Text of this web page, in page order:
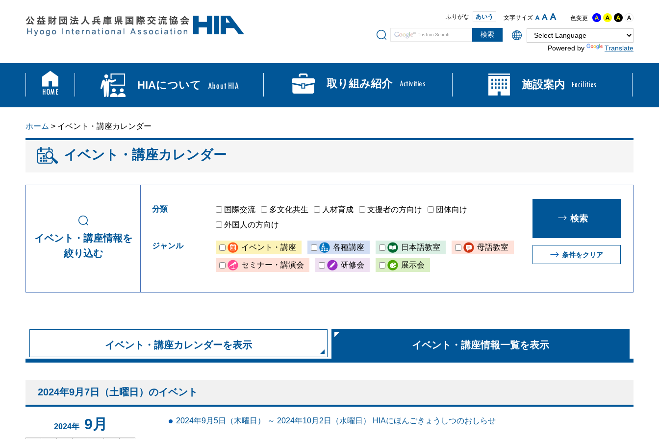
ふりがな あいう 文字サイズ 色変更
サイト内検索
Powered by
Translate
HIAについて 取り組み紹介 施設案内
ホーム > イベント・講座カレンダー
イベント・講座カレンダー
イベント・講座情報を
絞り込む
分類 国際交流 多文化共生 人材育成 支援者の方向け
団体向け
外国人の方向け
ジャンル イベント・講座 各種講座 日本語教室 母語教室
セミナー・講演会 研修会 展示会
条件をクリア
イベント・講座カレンダーを表示 イベント・講座情報一覧を表示
2024年9月7日（土曜日）のイベント
2024年 9月 2024年9月5日（木曜日） ～ 2024年10月2日（水曜日） HIAにほんごきょうしつのおしらせ